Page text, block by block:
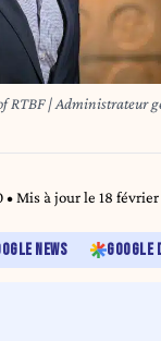
RTBF | Administrateur
• Mis à jour le 18 février
NEWS GOOGLE